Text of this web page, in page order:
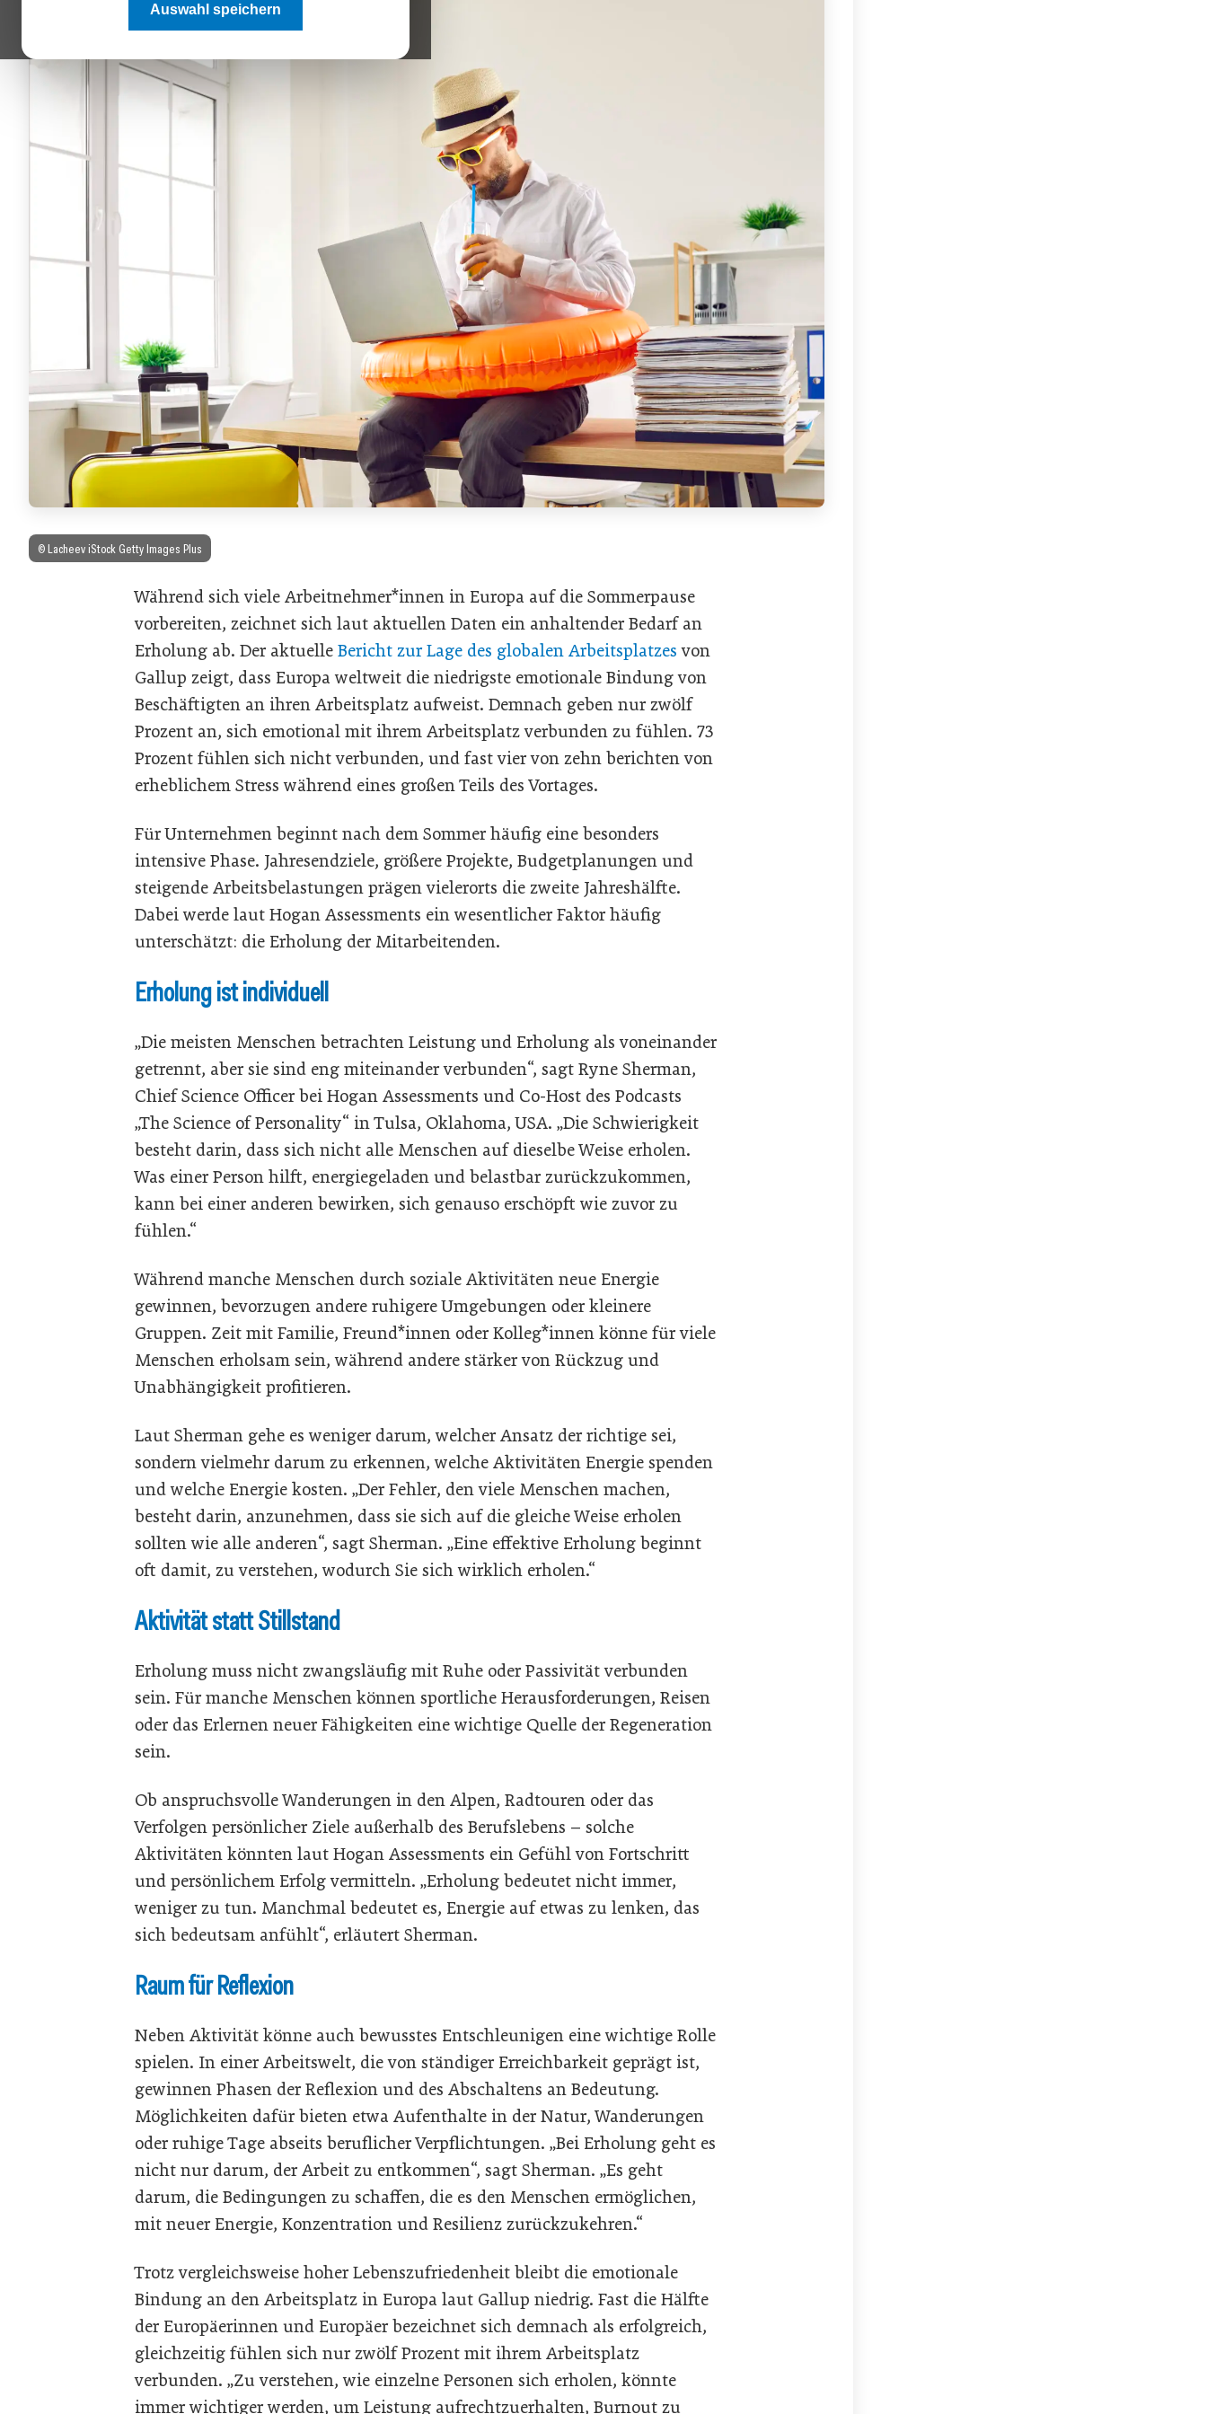
Auswahl speichern
© Lacheev iStock Getty Images Plus
Während sich viele Arbeitnehmer*innen in Europa auf die Sommerpause
vorbereiten, zeichnet sich laut aktuellen Daten ein anhaltender Bedarf an
Erholung ab. Der aktuelle Bericht zur Lage des globalen Arbeitsplatzes von
Gallup zeigt, dass Europa weltweit die niedrigste emotionale Bindung von
Beschäftigten an ihren Arbeitsplatz aufweist. Demnach geben nur zwölf
Prozent an, sich emotional mit ihrem Arbeitsplatz verbunden zu fühlen. 73
Prozent fühlen sich nicht verbunden, und fast vier von zehn berichten von
erheblichem Stress während eines großen Teils des Vortages.
Für Unternehmen beginnt nach dem Sommer häufig eine besonders
intensive Phase. Jahresendziele, größere Projekte, Budgetplanungen und
steigende Arbeitsbelastungen prägen vielerorts die zweite Jahreshälfte.
Dabei werde laut Hogan Assessments ein wesentlicher Faktor häufig
unterschätzt: die Erholung der Mitarbeitenden.
Erholung ist individuell
„Die meisten Menschen betrachten Leistung und Erholung als voneinander
getrennt, aber sie sind eng miteinander verbunden“, sagt Ryne Sherman,
Chief Science Officer bei Hogan Assessments und Co-Host des Podcasts
„The Science of Personality“ in Tulsa, Oklahoma, USA. „Die Schwierigkeit
besteht darin, dass sich nicht alle Menschen auf dieselbe Weise erholen.
Was einer Person hilft, energiegeladen und belastbar zurückzukommen,
kann bei einer anderen bewirken, sich genauso erschöpft wie zuvor zu
fühlen.“
Während manche Menschen durch soziale Aktivitäten neue Energie
gewinnen, bevorzugen andere ruhigere Umgebungen oder kleinere
Gruppen. Zeit mit Familie, Freund*innen oder Kolleg*innen könne für viele
Menschen erholsam sein, während andere stärker von Rückzug und
Unabhängigkeit profitieren.
Laut Sherman gehe es weniger darum, welcher Ansatz der richtige sei,
sondern vielmehr darum zu erkennen, welche Aktivitäten Energie spenden
und welche Energie kosten. „Der Fehler, den viele Menschen machen,
besteht darin, anzunehmen, dass sie sich auf die gleiche Weise erholen
sollten wie alle anderen“, sagt Sherman. „Eine effektive Erholung beginnt
oft damit, zu verstehen, wodurch Sie sich wirklich erholen.“
Aktivität statt Stillstand
Erholung muss nicht zwangsläufig mit Ruhe oder Passivität verbunden
sein. Für manche Menschen können sportliche Herausforderungen, Reisen
oder das Erlernen neuer Fähigkeiten eine wichtige Quelle der Regeneration
sein.
Ob anspruchsvolle Wanderungen in den Alpen, Radtouren oder das
Verfolgen persönlicher Ziele außerhalb des Berufslebens – solche
Aktivitäten könnten laut Hogan Assessments ein Gefühl von Fortschritt
und persönlichem Erfolg vermitteln. „Erholung bedeutet nicht immer,
weniger zu tun. Manchmal bedeutet es, Energie auf etwas zu lenken, das
sich bedeutsam anfühlt“, erläutert Sherman.
Raum für Reflexion
Neben Aktivität könne auch bewusstes Entschleunigen eine wichtige Rolle
spielen. In einer Arbeitswelt, die von ständiger Erreichbarkeit geprägt ist,
gewinnen Phasen der Reflexion und des Abschaltens an Bedeutung.
Möglichkeiten dafür bieten etwa Aufenthalte in der Natur, Wanderungen
oder ruhige Tage abseits beruflicher Verpflichtungen. „Bei Erholung geht es
nicht nur darum, der Arbeit zu entkommen“, sagt Sherman. „Es geht
darum, die Bedingungen zu schaffen, die es den Menschen ermöglichen,
mit neuer Energie, Konzentration und Resilienz zurückzukehren.“
Trotz vergleichsweise hoher Lebenszufriedenheit bleibt die emotionale
Bindung an den Arbeitsplatz in Europa laut Gallup niedrig. Fast die Hälfte
der Europäerinnen und Europäer bezeichnet sich demnach als erfolgreich,
gleichzeitig fühlen sich nur zwölf Prozent mit ihrem Arbeitsplatz
verbunden. „Zu verstehen, wie einzelne Personen sich erholen, könnte
immer wichtiger werden, um Leistung aufrechtzuerhalten, Burnout zu